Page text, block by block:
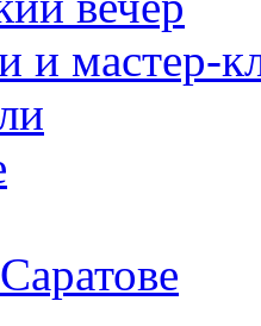
и мастер-